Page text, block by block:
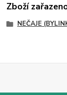
Zboží
NEČAJE